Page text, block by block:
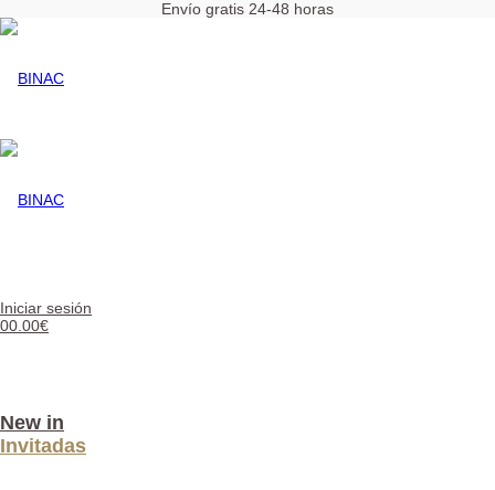
Envío gratis 24-48 horas
BINAC
BINAC
Iniciar sesión
00.00€
New in
Invitadas